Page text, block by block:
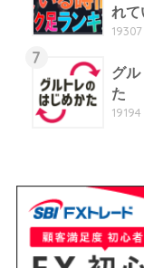
れて
7
グル
た